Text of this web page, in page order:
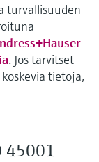
turvallisuuden
. Jos tarvitset
tietoja,
45001